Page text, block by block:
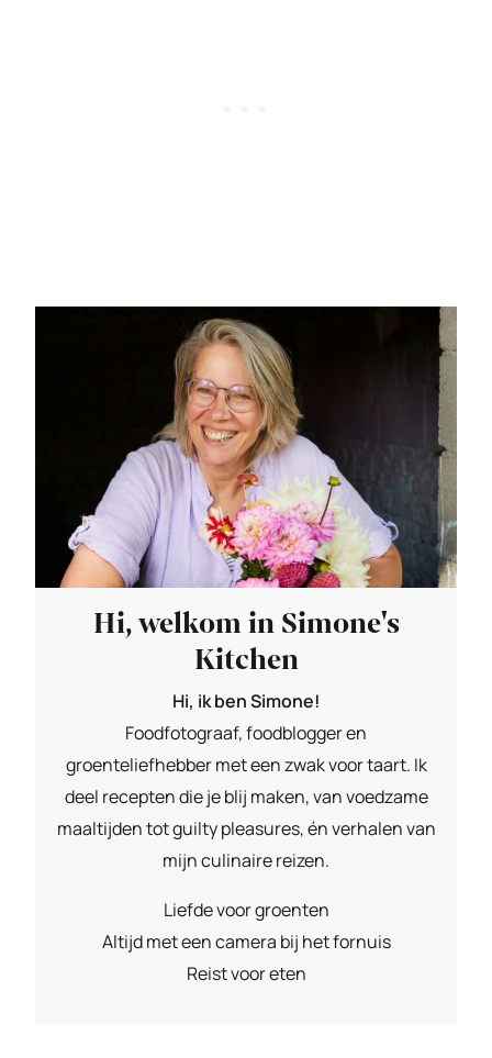
Hi, welkom in Simone's
Kitchen
Hi, ik ben Simone!
Foodfotograaf, foodblogger en
groenteliefhebber met een zwak voor taart. Ik
deel recepten die je blij maken, van voedzame
maaltijden tot guilty pleasures, én verhalen van
mijn culinaire reizen.
Liefde voor groenten
Altijd met een camera bij het fornuis
Reist voor eten